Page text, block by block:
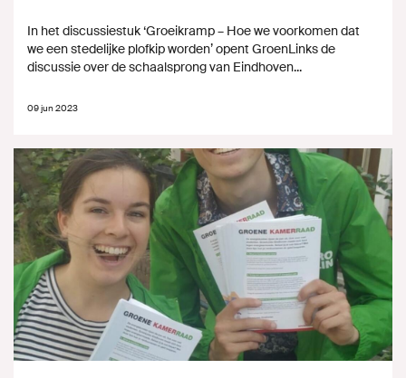
In het discussiestuk ‘Groeikramp – Hoe we voorkomen dat
we een stedelijke plofkip worden’ opent GroenLinks de
discussie over de schaalsprong van Eindhoven...
09 jun 2023